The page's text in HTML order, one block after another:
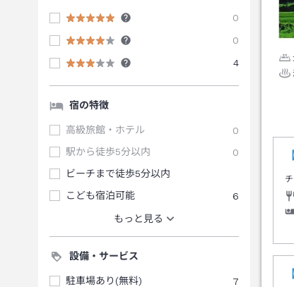
0
0
4
宿の特徴
高級旅館・ホテル
0
駅から徒歩5分以内
0
ビーチまで徒歩5分以内
こども宿泊可能
6
もっと見る
設備・サービス
駐車場あり(無料)
7